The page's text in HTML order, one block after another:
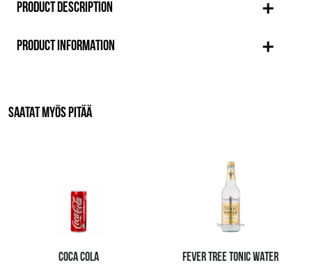
PRODUCT DESCRIPTION
PRODUCT INFORMATION
SAATAT MYÖS PITÄÄ
COCA COLA FEVER TREE TONIC WATER